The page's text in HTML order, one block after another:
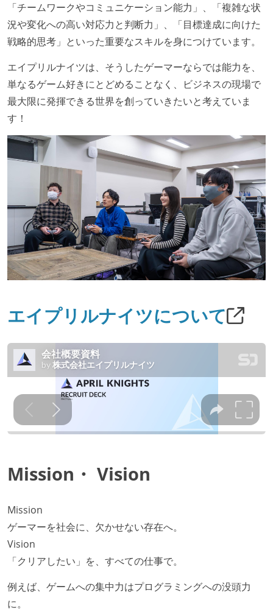
「チームワークやコミュニケーション能力」、「複雑な状
況や変化への高い対応力と判断力」、「目標達成に向けた
戦略的思考」といった重要なスキルを身につけています。
エイプリルナイツは、そうしたゲーマーならでは能力を、
単なるゲーム好きにとどめることなく、ビジネスの現場で
最大限に発揮できる世界を創っていきたいと考えていま
す！
エイプリルナイツについて
Mission・ Vision
Mission
ゲーマーを社会に、欠かせない存在へ。
Vision
「クリアしたい」を、すべての仕事で。
例えば、ゲームへの集中力はプログラミングへの没頭力
に。